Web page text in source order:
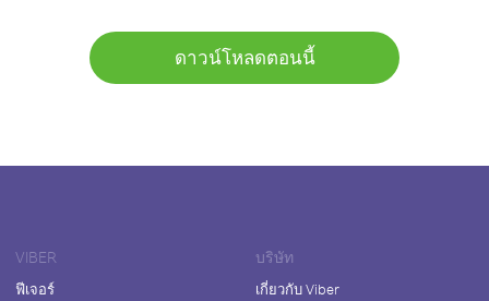
ดาวน์โหลดตอนนี้
VIBER
ฟีเจอร์
บริษัท
เกี่ยวกับ Viber